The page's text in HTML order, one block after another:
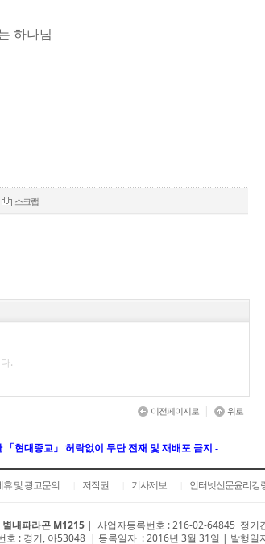
하나님
스크랩
.
이전페이지로 | 위로
현대종교」 허락없이 무단 전재 및 재배포 금지 -
휴 및 광고문의 저작권 기사제보 인터넷신문윤리강
내파라곤 M1215 | 사업자등록번호 : 216-02-64845 정기
: 경기, 아53048 | 등록일자 : 2016년 3월 31일 | 발행일